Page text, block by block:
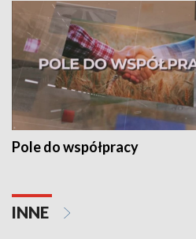
Pole do współpracy
INNE